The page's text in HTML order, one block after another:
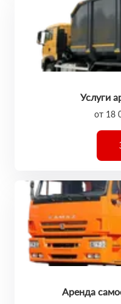
Услуги
от 18
Аренда